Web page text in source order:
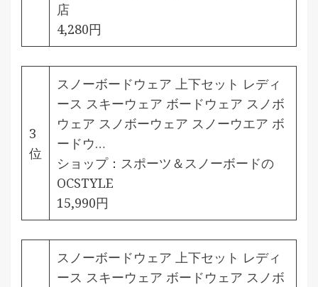
店
4,280円
3
位
スノーボードウェア 上下セット レディ
ース スキーウェア ボードウェア スノボ
ウェア スノボーウェア スノーウエア ボ
ードウ…
ショップ： スポーツ＆スノーボードの
OCSTYLE
15,990円
スノーボードウェア 上下セット レディ
ース スキーウェア ボードウェア スノボ